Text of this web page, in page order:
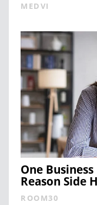
MEDVI
One
Reason Side
ROOM30